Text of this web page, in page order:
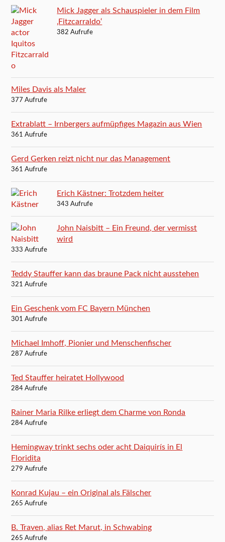
Mick Jagger als Schauspieler in dem Film
‚Fitzcarraldo‘
382 Aufrufe
Miles Davis als Maler
377 Aufrufe
Extrablatt – Irnbergers aufmüpfiges Magazin aus Wien
361 Aufrufe
Gerd Gerken reizt nicht nur das Management
361 Aufrufe
Erich Kästner: Trotzdem heiter
343 Aufrufe
John Naisbitt – Ein Freund, der vermisst
wird
333 Aufrufe
Teddy Stauffer kann das braune Pack nicht ausstehen
321 Aufrufe
Ein Geschenk vom FC Bayern München
301 Aufrufe
Michael Imhoff, Pionier und Menschenfischer
287 Aufrufe
Ted Stauffer heiratet Hollywood
284 Aufrufe
Rainer Maria Rilke erliegt dem Charme von Ronda
284 Aufrufe
Hemingway trinkt sechs oder acht Daiquirís in El
Floridita
279 Aufrufe
Konrad Kujau – ein Original als Fälscher
265 Aufrufe
B. Traven, alias Ret Marut, in Schwabing
265 Aufrufe